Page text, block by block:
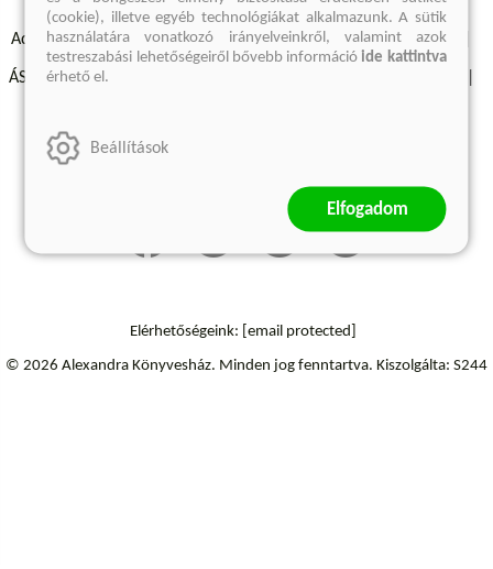
Adatvédelmi szabályzatok Elállási felmondási nyilatkozat
ÁSZF - Vásárlási feltételek
Elérhetőségeink: [email protected]
© 2026 Alexandra Könyvesház. Minden jog fenntartva. Kiszolgálta: S244
(cookie), illetve egyéb technológiákat alkalmazunk. A sütik
használatára vonatkozó irányelveinkről, valamint azok
testreszabási lehetőségeiről bővebb információide kattintva
érhető el.
Beállítások
Elfogadom